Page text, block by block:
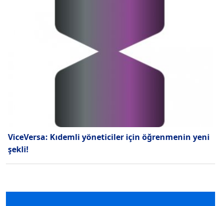
ViceVersa: Kıdemli yöneticiler için öğrenmenin yeni
şekli!